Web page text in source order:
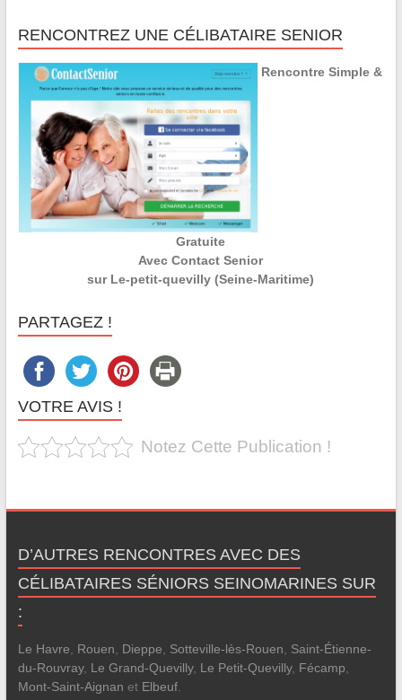
RENCONTREZ UNE CÉLIBATAIRE SENIOR
Rencontre Simple &
Gratuite
Avec Contact Senior
sur Le-petit-quevilly (Seine-Maritime)
PARTAGEZ !
VOTRE AVIS !
Notez Cette Publication !
D’AUTRES RENCONTRES AVEC DES
CÉLIBATAIRES SÉNIORS SEINOMARINES SUR
:
Le Havre Rouen Dieppe Sotteville-lès-Rouen
Saint-Étienne-
du-Rouvray, Le Grand-Quevilly, Le Petit-Quevilly, Fécamp
Mont-Saint-Aignan et Elbeuf.